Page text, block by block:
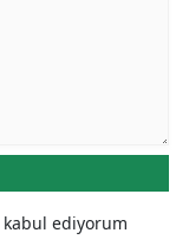
ediyorum